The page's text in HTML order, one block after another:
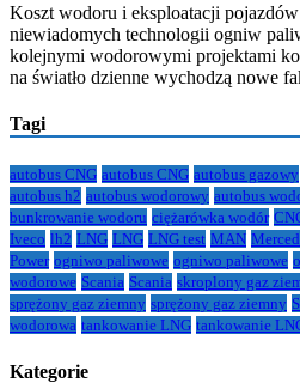
Koszt wodoru i eksploatacji
niewiadomych technologii ogniw
kolejnymi wodorowymi projektami
na światło dzienne wychodzą nowe
Tagi
autobus CNG autobus CNG autobus gazowy
autobus h2 autobus wodorowy autobus
bunkrowanie wodoru ciężarówka wodór
Iveco lh2 LNG LNG LNG test MAN
Power ogniwo paliwowe ogniwo paliwowe
wodorowe Scania Scania skroplony gaz
sprężony gaz ziemny sprężony gaz ziemny
wodorowa tankowanie LNG tankowanie
Kategorie